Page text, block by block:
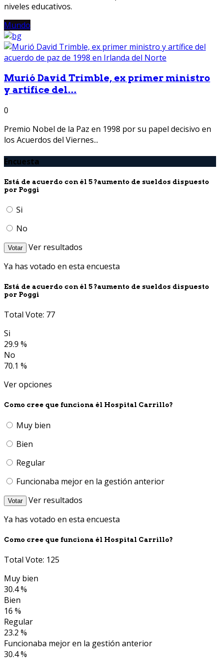
niveles educativos.
Mundo
Murió David Trimble, ex primer ministro
y artífice del...
0
Premio Nobel de la Paz en 1998 por su papel decisivo en
los Acuerdos del Viernes...
Encuesta
Está de acuerdo con él 5 ?aumento de sueldos dispuesto
por Poggi
Si
No
Votar
Ver resultados
Ya has votado en esta encuesta
Está de acuerdo con él 5 ?aumento de sueldos dispuesto
por Poggi
Total Vote: 77
Si
29.9 %
No
70.1 %
Ver opciones
Como cree que funciona él Hospital Carrillo?
Muy bien
Bien
Regular
Funcionaba mejor en la gestión anterior
Votar
Ver resultados
Ya has votado en esta encuesta
Como cree que funciona él Hospital Carrillo?
Total Vote: 125
Muy bien
30.4 %
Bien
16 %
Regular
23.2 %
Funcionaba mejor en la gestión anterior
30.4 %